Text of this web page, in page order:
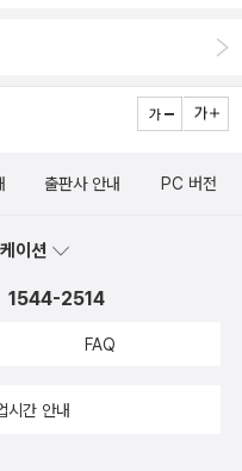
출판사 안내 PC 버전
이션
1544-2514
FAQ
시간 안내